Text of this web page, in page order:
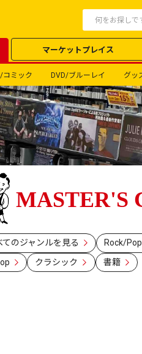
マーケットプレイス
ミック DVD/ブルーレイ グッ
MASTER'S
てのジャンルを見る Rock/Pop
クラシック 書籍